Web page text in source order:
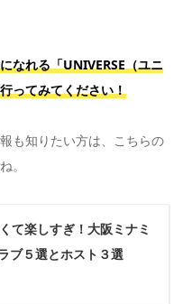
なれる「UNIVERSE（ユニ
ってみてください！
も知りたい方は、こちらの
。
て楽しすぎ！大阪ミナミ
ブ５選とホスト３選